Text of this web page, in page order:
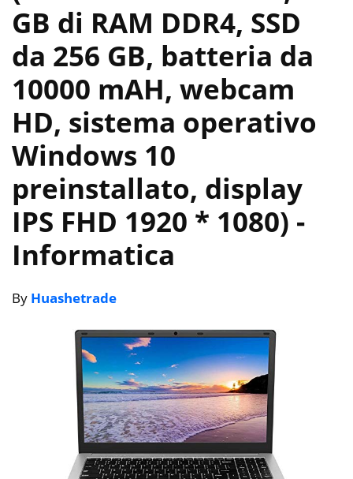
GB di RAM DDR4, SSD
da 256 GB, batteria da
10000 mAH, webcam
HD, sistema operativo
Windows 10
preinstallato, display
IPS FHD 1920 * 1080) -
Informatica
By Huashetrade